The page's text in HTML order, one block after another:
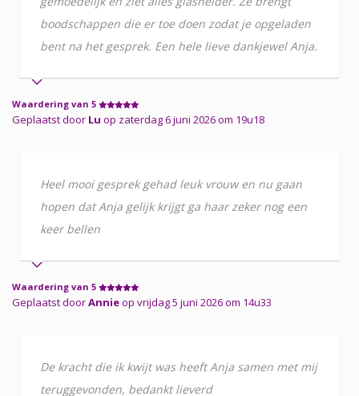
boodschappen die er toe doen zodat je opgeladen
bent na het gesprek. Een hele lieve dankjewel Anja.
Waardering van 5
Geplaatst door Lu op zaterdag 6 juni 2026 om 19u18
Heel mooi gesprek gehad leuk vrouw en nu gaan
hopen dat Anja gelijk krijgt ga haar zeker nog een
keer bellen
Waardering van 5
Geplaatst doorAnnieop vrijdag 5 juni 2026 om 14u33
De kracht die ik kwijt was heeft Anja samen met mij
teruggevonden, bedankt lieverd